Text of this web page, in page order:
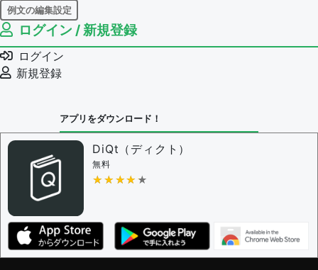
例文の編集設定
例文の編集権限を持つユーザー -
例文の編集を審査する
例文の削除を審査する
審査に対する投票権限を持つユーザー -
問題の編集権限を持つユーザー -
審査に対する投票権限を持つユーザー -
ザー
決定に必要な投票数 -
編集ガイドライン
ログイン / 新規登録
ログイン
新規登録
アプリをダウンロード！
DiQt（ディクト）
無料
★★★★★
★★★★★